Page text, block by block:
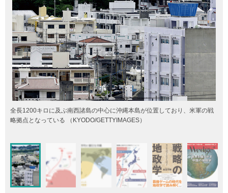
全長1200キロに及ぶ南西諸島の中心に沖縄本島が位置しており、米軍の戦
略拠点となっている （KYODO/GETTYIMAGES）